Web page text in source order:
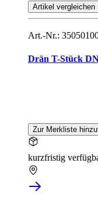
Artikel vergleichen
Art.-Nr.:
Drän T-Stück
Zur Merkliste
kurzfristig